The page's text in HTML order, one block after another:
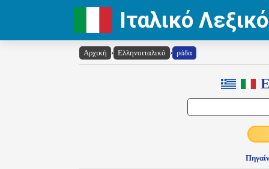
Ιταλικό Λεξικό
Αρχική › Ελληνοιταλικό › ράδα